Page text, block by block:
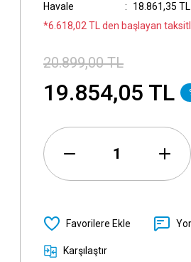
Havale
18.861,35
*6.618,02 TL den başlayan
20.899,00 TL
19.854,05 TL
Karşılaştır